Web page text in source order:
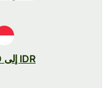
IDR إلى AUD